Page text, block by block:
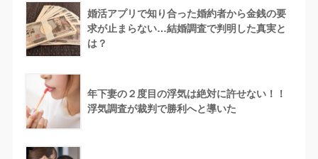
婚活アプリで知り合った婚約者から金銭の要
求が止まらない…結婚調査で判明した真実と
は？
年下妻の２度目の浮気は絶対に許せない！！
浮気調査が裁判で勝利へと導いた